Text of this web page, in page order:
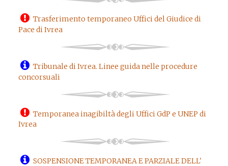
Trasferimento temporaneo Uffici del Giudice di
Pace di Ivrea
Tribunale di Ivrea. Linee guida nelle procedure
concorsuali
Temporanea inagibiltà degli Uffici GdP e UNEP di
Ivrea
SOSPENSIONE TEMPORANEA E PARZIALE DELL'